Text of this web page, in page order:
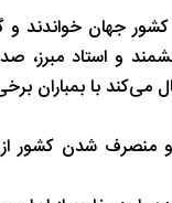
حضرت آیت‌الله خامنه‌ای ایران را یکی از 10 کشور دارای
و استاد مبرز،‌
با بمباران برخی
منصرف شدن کشور از